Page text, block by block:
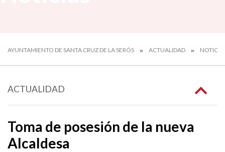
AYUNTAMIENTO DE SANTA CRUZ DE LA SERÓS ACTUALIDAD
ACTUALIDAD
Toma de posesión de la nueva
Alcaldesa